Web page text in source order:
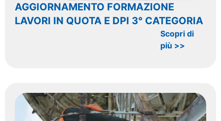
AGGIORNAMENTO FORMAZIONE
LAVORI IN QUOTA E DPI 3° CATEGORIA
Scopri di
più >>